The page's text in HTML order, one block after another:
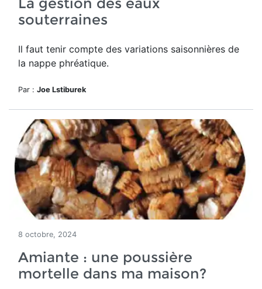
souterraines
Il faut tenir compte des variations saisonnières de
la nappe phréatique.
Par : Joe Lstiburek
8 octobre, 2024
Amiante : une poussière
mortelle dans ma maison?